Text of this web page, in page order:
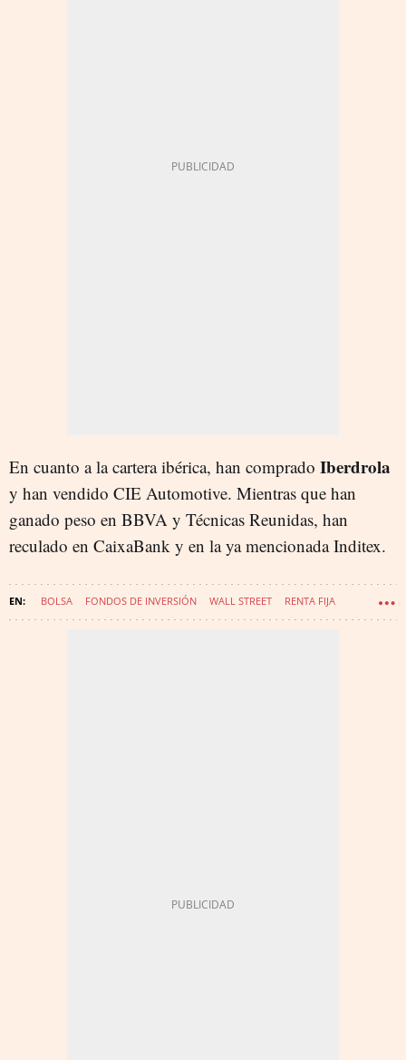
En cuanto a la cartera ibérica, han comprado Iberdrola
y han vendido CIE Automotive. Mientras que han
ganado peso en BBVA y Técnicas Reunidas, han
reculado en CaixaBank y en la ya mencionada Inditex.
BOLSA FONDOS DE INVERSIÓN WALL STREET RENTA FIJA